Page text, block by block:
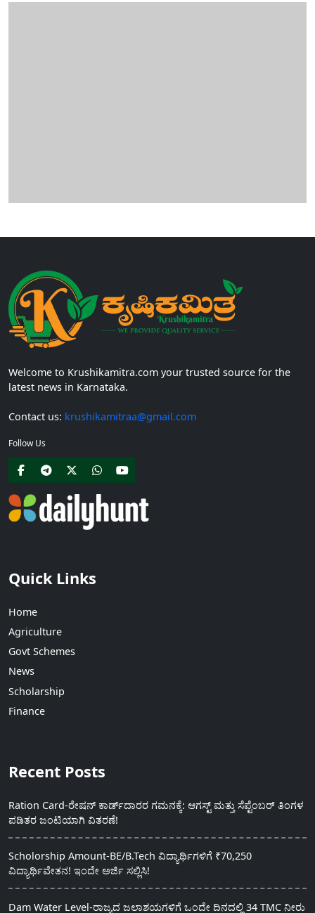
Welcome to Krushikamitra.com your trusted source for the
latest news in Karnataka.
Contact us: krushikamitraa@gmail.com
Follow Us
Quick Links
Home
Agriculture
Govt Schemes
News
Scholarship
Finance
Recent Posts
Ration Card-ರೇಷನ್ ಕಾರ್ಡ್‍ದಾರರ ಗಮನಕ್ಕೆ: ಆಗಸ್ಟ್ ಮತ್ತು ಸೆಪ್ಟೆಂಬರ್ ತಿಂಗಳ
ಪಡಿತರ ಜಂಟಿಯಾಗಿ ವಿತರಣೆ!
Scholorship Amount-BE/B.Tech ವಿದ್ಯಾರ್ಥಿಗಳಿಗೆ ₹70,250
ವಿದ್ಯಾರ್ಥಿವೇತನ! ಇಂದೇ ಅರ್ಜಿ ಸಲ್ಲಿಸಿ!
Dam Water Level-ರಾಜ್ಯದ ಜಲಾಶಯಗಳಿಗೆ ಒಂದೇ ದಿನದಲ್ಲಿ 34 TMC ನೀರು